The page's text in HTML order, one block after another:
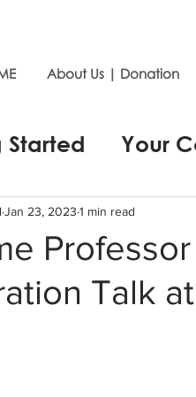
About Us | Donation
Started Your
Talk
Jan 23, 2023 1 min read